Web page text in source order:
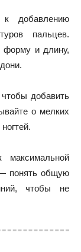
к добавлению
пальцев.
форму и длину,
добавить
о мелких
понять общую
чтобы не